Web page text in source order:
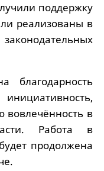
поддержку
реализованы в
благодарность
вовлечённость в
Работа в
продолжена